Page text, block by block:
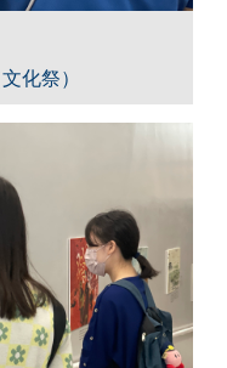
文化祭）